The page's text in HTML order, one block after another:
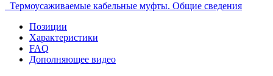
Термоусаживаемые кабельные муфты. Общие сведения
Позиции
Характеристики
FAQ
Дополняющее видео